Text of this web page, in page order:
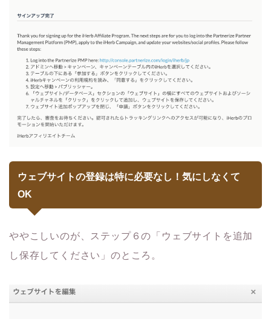
ウェブサイトの登録は特に必要なし！気にしなくて
OK
ややこしいのが、ステップ６の「ウェブサイトを追加
し保存してください」のところ。